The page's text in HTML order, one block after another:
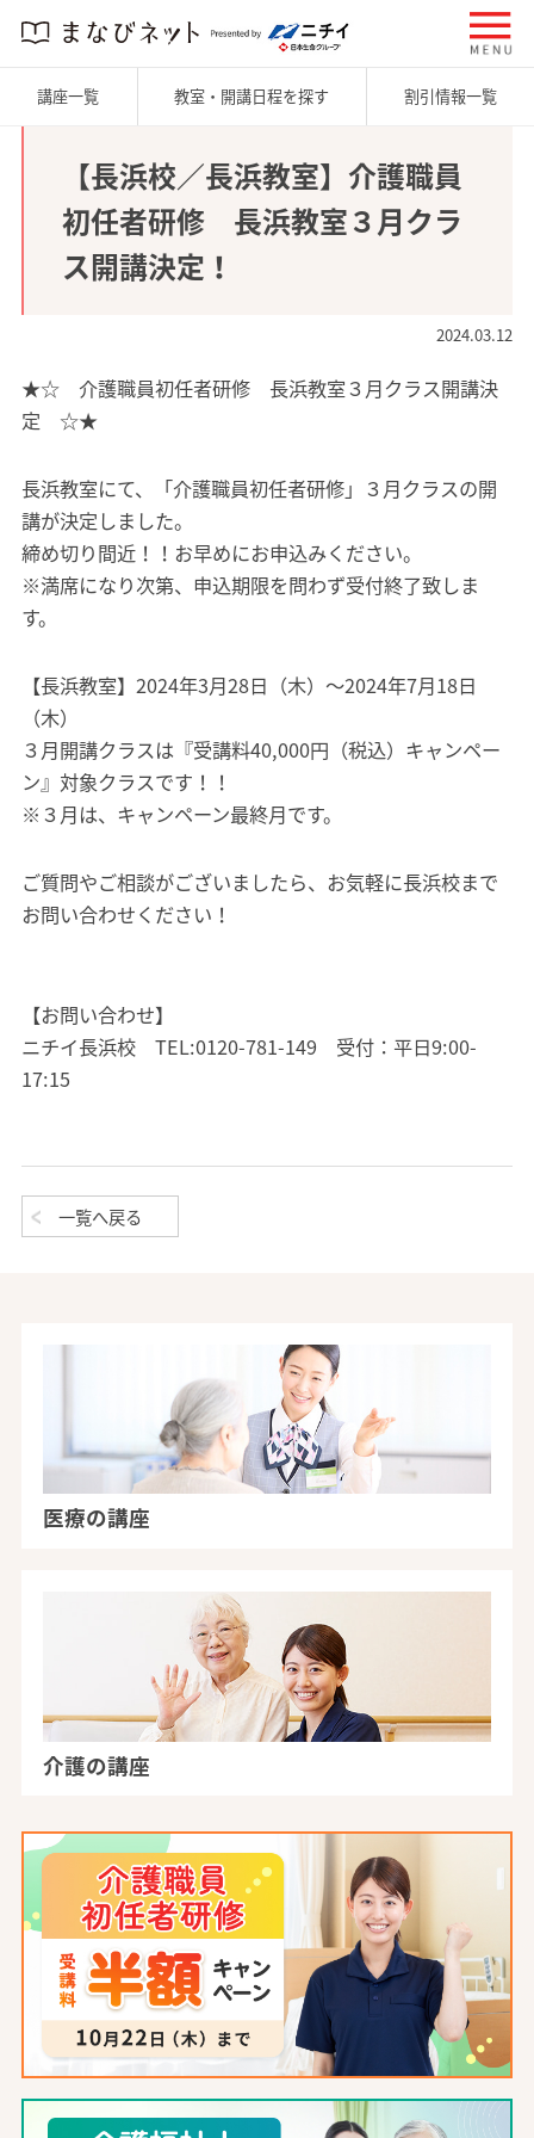
講座一覧 教室・開講日程を探す 割引情報一覧
【長浜校／長浜教室】介護職員
初任者研修 長浜教室３月クラ
ス開講決定！
2024.03.12
★☆ 介護職員初任者研修 長浜教室３月クラス開講決
定 ☆★
長浜教室にて、「介護職員初任者研修」３月クラスの開
講が決定しました。
締め切り間近！！お早めにお申込みください。
※満席になり次第、申込期限を問わず受付終了致しま
す。
【長浜教室】2024年3月28日（木）～2024年7月18日
（木）
３月開講クラスは『受講料40,000円（税込）キャンペー
ン』対象クラスです！！
※３月は、キャンペーン最終月です。
ご質問やご相談がございましたら、お気軽に長浜校まで
お問い合わせください！
【お問い合わせ】
ニチイ長浜校 TEL:0120-781-149 受付：平日9:00-
17:15
一覧へ戻る
医療の講座
介護の講座